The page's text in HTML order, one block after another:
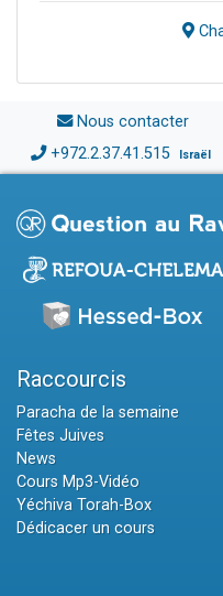
Nous contacter
+972.2.37.41.515 Israël
Raccourcis
Paracha de la semaine
Fêtes Juives
News
Cours Mp3-Vidéo
Yéchiva Torah-Box
Dédicacer un cours